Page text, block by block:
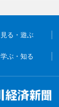
見る・遊ぶ
学ぶ・知る